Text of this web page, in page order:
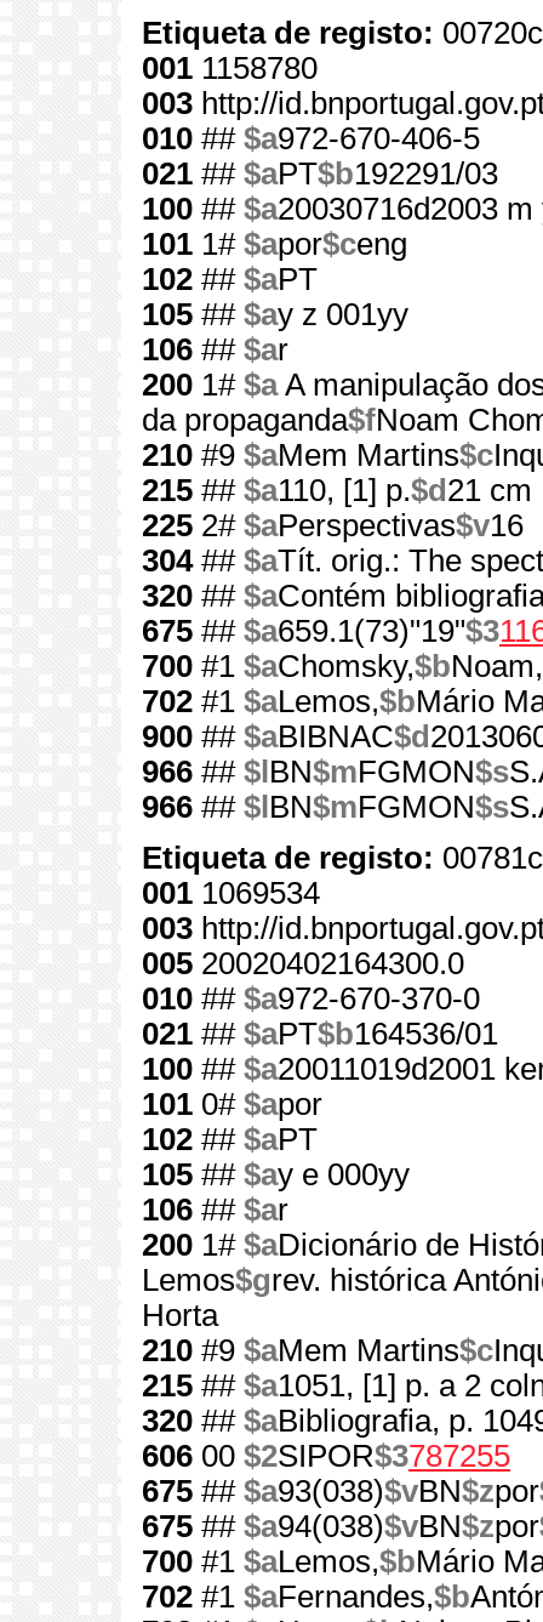
Etiqueta de registo:
001 1158780
003 http://
010 ## $a972-670-406-5
021 ## $aPT$b192291/03
100 ## $a20030716d2003
101 1# $apor$ceng
102 ## $aPT
105 ## $ay z 001yy
106 ## $ar
200 1# $aA manipulação
da propaganda$fNoam
210 #9 $aMem Martins$c
215 ## $a110, [1] p.$d 21 cm
225 2# $aPerspectivas$v16
304## $aTít. orig.: The
320 ## $aContém
675 ## $a659.1(73)"19"$3
700 #1 $aChomsky,$bNoam,
702 #1 $aLemos,$bMário
900 ## $aBIBNAC$d
966 ## $l BN$mFGMON$s
966 ## $l BN$mFGMON$s
Etiqueta de registo:
001 1069534
003 http://
005 20020402164300.0
010 ## $a972-670-370-0
021 ## $aPT$b164536/01
100 ## $a20011019d2001
101 0# $apor
102 ## $aPT
105 ## $ay e 000yy
106 ## $ar
200 1# $aDicionário de
Lemos$grev. histórica
Horta
210 #9 $aMem Martins$c
215 ## $a1051, [1] p. a 2
320 ## $aBibliografia, p.
606 00 $2SIPOR$3787255
675 ## $a93(038)$vBN$zpor
675 ## $a94(038)$vBN$zpor
700 #1 $aLemos,$bMário
702 #1 $aFernandes,$b